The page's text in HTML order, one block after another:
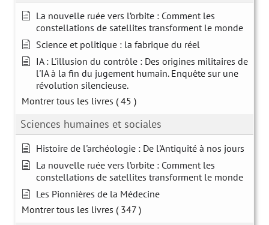
La nouvelle ruée vers l’orbite : Comment les
constellations de satellites transforment le monde
Science et politique : la fabrique du réel
IA : L'illusion du contrôle : Des origines militaires de
l'IA à la fin du jugement humain. Enquête sur une
révolution silencieuse.
Montrer tous les livres ( 45 )
Sciences humaines et sociales
Histoire de l'archéologie : De l'Antiquité à nos jours
La nouvelle ruée vers l’orbite : Comment les
constellations de satellites transforment le monde
Les Pionnières de la Médecine
Montrer tous les livres ( 347 )